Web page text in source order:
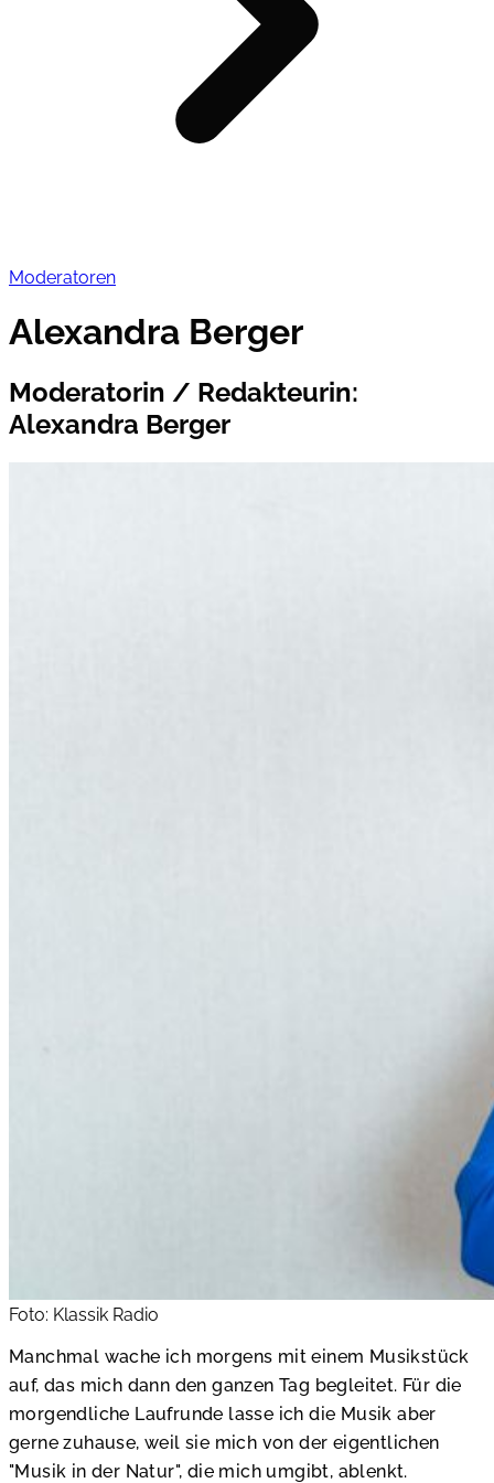
Moderatoren
Alexandra Berger
Moderatorin / Redakteurin:
Alexandra Berger
Foto: Klassik Radio
Manchmal wache ich morgens mit einem Musikstück
auf, das mich dann den ganzen Tag begleitet. Für die
morgendliche Laufrunde lasse ich die Musik aber
gerne zuhause, weil sie mich von der eigentlichen
"Musik in der Natur", die mich umgibt, ablenkt.